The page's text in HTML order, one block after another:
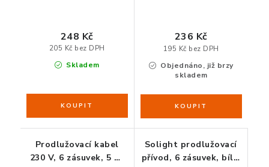
Skladem
205 Kč bez DPH
248 Kč
Objednáno, již brzy
skladem
195 Kč bez DPH
236 Kč
Prodlužovací kabel
230 V, 6 zásuvek, 5 m,
Solight prodlužovací
přívod, 6 zásuvek, bílý,